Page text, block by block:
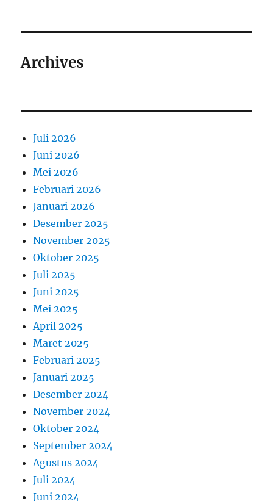
Archives
Juli 2026
Juni 2026
Mei 2026
Februari 2026
Januari 2026
Desember 2025
November 2025
Oktober 2025
Juli 2025
Juni 2025
Mei 2025
April 2025
Maret 2025
Februari 2025
Januari 2025
Desember 2024
November 2024
Oktober 2024
September 2024
Agustus 2024
Juli 2024
Juni 2024